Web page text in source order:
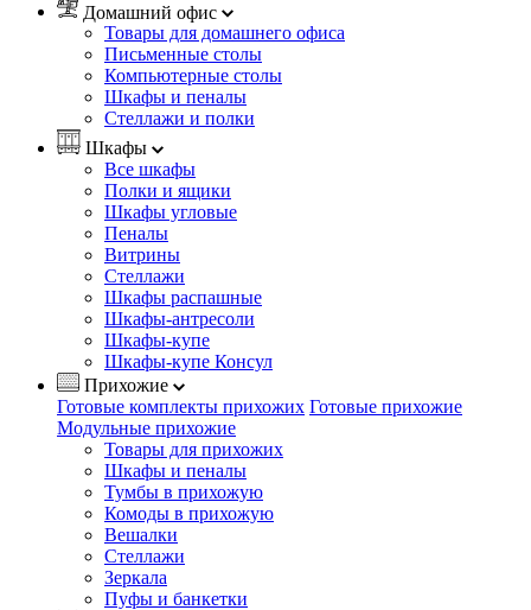
Домашний офис
Товары для домашнего офиса
Письменные столы
Компьютерные столы
Шкафы и пеналы
Стеллажи и полки
Шкафы
Все шкафы
Полки и ящики
Шкафы угловые
Пеналы
Витрины
Стеллажи
Шкафы распашные
Шкафы-антресоли
Шкафы-купе
Шкафы-купе Консул
Прихожие
Готовые комплекты прихожих Готовые прихожие
Модульные прихожие
Товары для прихожих
Шкафы и пеналы
Тумбы в прихожую
Комоды в прихожую
Вешалки
Стеллажи
Зеркала
Пуфы и банкетки